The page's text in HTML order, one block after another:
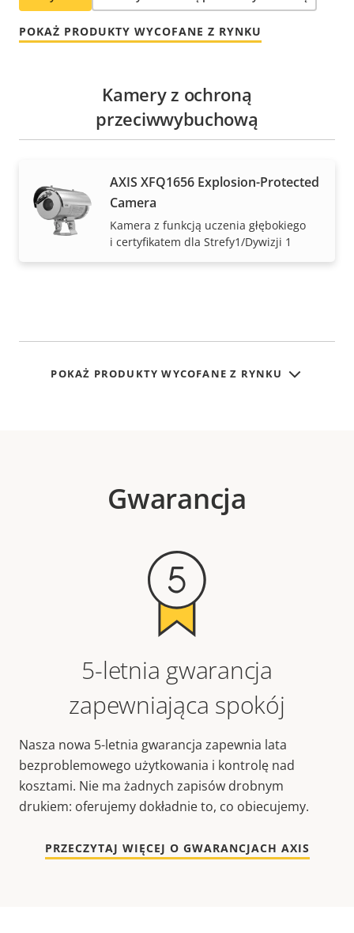
POKAŻ PRODUKTY WYCOFANE Z RYNKU
Kamery z ochroną
przeciwwybuchową
AXIS XFQ1656 Explosion-Protected
Camera
Kamera z funkcją uczenia głębokiego
i certyfikatem dla Strefy1/Dywizji 1
POKAŻ PRODUKTY WYCOFANE Z RYNKU
Gwarancja
5-letnia gwarancja
zapewniająca spokój
Nasza nowa 5-letnia gwarancja zapewnia lata
bezproblemowego użytkowania i kontrolę nad
kosztami. Nie ma żadnych zapisów drobnym
drukiem: oferujemy dokładnie to, co obiecujemy.
PRZECZYTAJ WIĘCEJ O GWARANCJACH AXIS